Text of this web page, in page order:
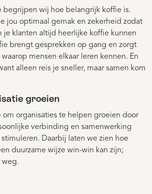
begrijpen wij hoe belangrijk koffie is.
jou optimaal gemak en zekerheid zodat
je klanten altijd heerlijke koffie kunnen
brengt gesprekken op gang en zorgt
mensen elkaar leren kennen. En
alleen reis je sneller, maar samen kom
groeien
om organisaties te helpen groeien door
verbinding en samenwerking
Daarbij laten we zien hoe
duurzame wijze win-win kan zijn;
weg.